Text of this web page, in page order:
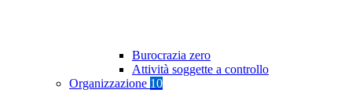
Burocrazia zero
Attività soggette a controllo
Organizzazione 10